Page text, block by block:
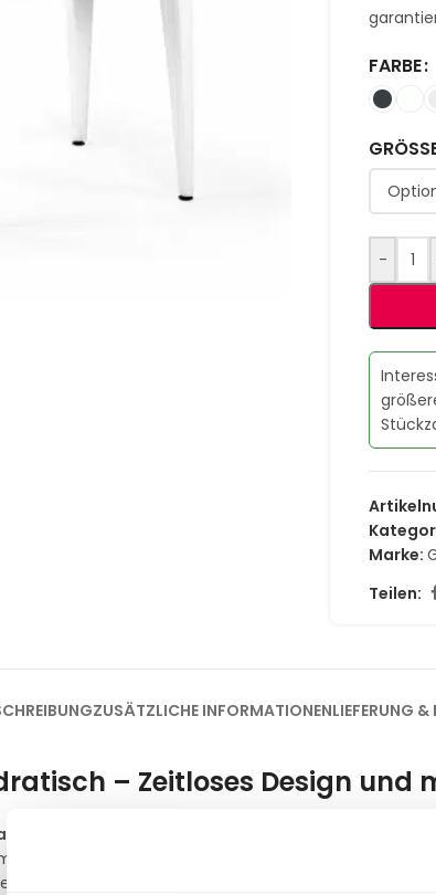
FARBE
GRÖSSE
-
Marke:
Teilen:
ZUSÄTZLICHE INFORMATIONENLIEFERUNG
– Zeitloses Design und
ist das ideale Basiselement für
bietet er höchste Flexibilität in der Raumgestaltung: Er
Gruppen zu einer langen Tafel kombinieren. Das